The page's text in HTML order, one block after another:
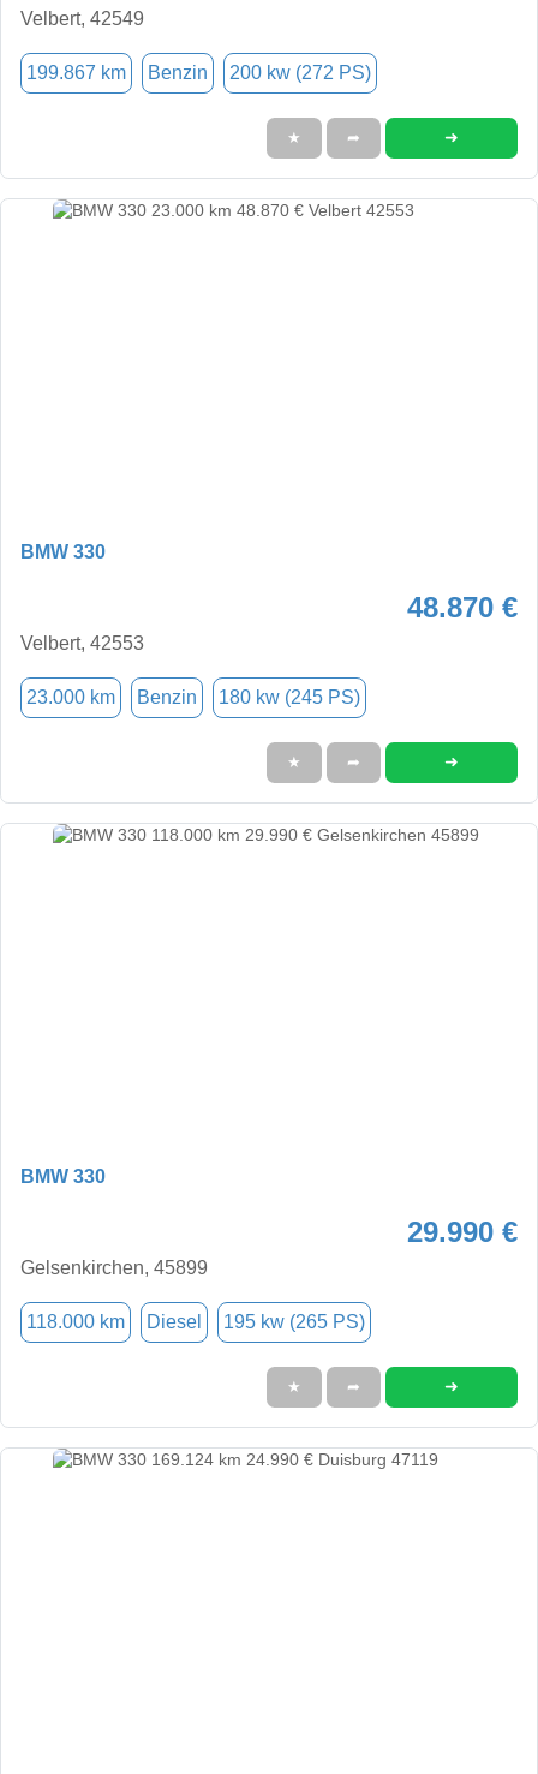
Velbert, 42549
199.867 km Benzin 200 kw (272 PS)
★ ➦ ➜
BMW 330
48.870 €
Velbert, 42553
23.000 km Benzin 180 kw (245 PS)
★ ➦ ➜
BMW 330
29.990 €
Gelsenkirchen, 45899
118.000 km Diesel 195 kw (265 PS)
★ ➦ ➜